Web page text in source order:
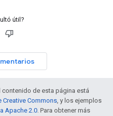
útil?
de esta página está
Creative Commons, y los ejemplos
Apache 2.0. Para obtener más